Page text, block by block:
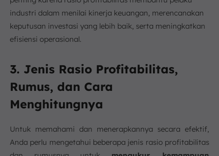
industri dalam menilai kinerja keuangan, merencanakan
keputusan investasi yang lebih baik, serta meningkatkan
efisiensi operasional.
3. Jenis Rasio Profitabilitas,
Rumus, dan Cara
Menghitungnya
Untuk memahami dan menerapkannya secara efektif,
Anda perlu mengetahui beberapa jenis rasio profitabilitas